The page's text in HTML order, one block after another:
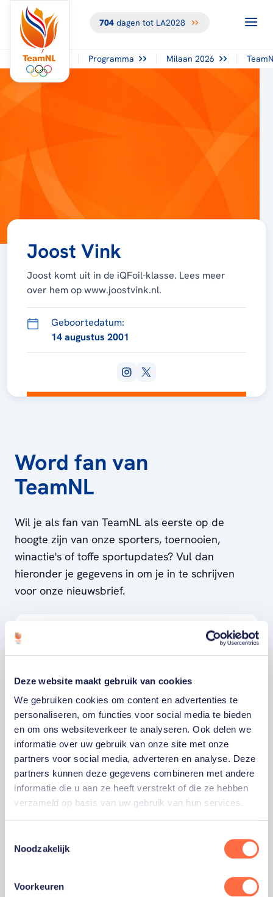
Deze website maakt gebruik van cookies
We gebruiken cookies om content en advertenties te
personaliseren, om functies voor social media te bieden
en om ons websiteverkeer te analyseren. Ook delen we
informatie over uw gebruik van onze site met onze
partners voor social media, adverteren en analyse. Deze
partners kunnen deze gegevens combineren met andere
informatie die u aan ze heeft verstrekt of die ze hebben
verzameld op basis van uw gebruik van hun services.
Noodzakelijk
Voorkeuren
704dagen tot LA2028
Programma Milaan 2026
Joost Vink
Joost komt uit in de iQFoil-klasse. Lees meer
over hem op www.joostvink.nl.
Geboortedatum:
14 augustus 2001
Word fan van
TeamNL
Wil je als fan van TeamNL als eerste op de
hoogte zijn van onze sporters, toernooien,
winactie's of toffe sportupdates? Vul dan
hieronder je gegevens in om je in te schrijven
voor onze nieuwsbrief.
ACHTERNAAM
E-MAILADRES
Ja, ik word fan van TeamNL en ontvang
graag gepersonaliseerd nieuws over
TeamNL, het TeamNL Huis, interviews, acties,
kortingen, voorrang op evenementen,
video’s en merchandise. Je kunt je op elk
moment uitschrijven. *
worden gehouden van gepersonaliseerde
acties van onze commerciële partners en
moment uitschrijven.